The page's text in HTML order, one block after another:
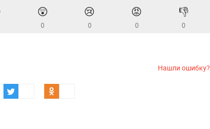
😲
0
😢
0
😡
0
👎
0
Нашли ошибку?